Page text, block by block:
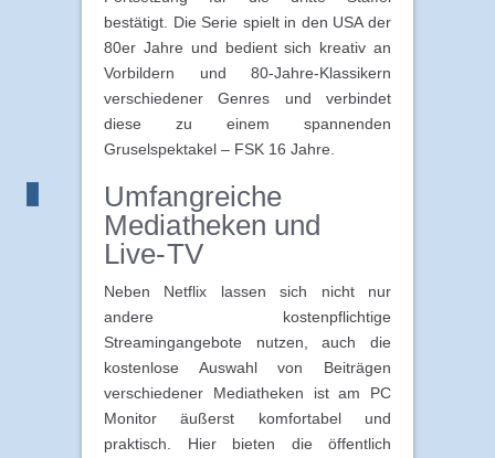
bestätigt. Die Serie spielt in den USA der
80er Jahre und bedient sich kreativ an
Vorbildern und 80-Jahre-Klassikern
verschiedener Genres und verbindet
diese zu einem spannenden
Gruselspektakel – FSK 16 Jahre.
Umfangreiche
Mediatheken und
Live-TV
Neben Netflix lassen sich nicht nur
andere kostenpflichtige
Streamingangebote nutzen, auch die
kostenlose Auswahl von Beiträgen
verschiedener Mediatheken ist am PC
Monitor äußerst komfortabel und
praktisch. Hier bieten die öffentlich